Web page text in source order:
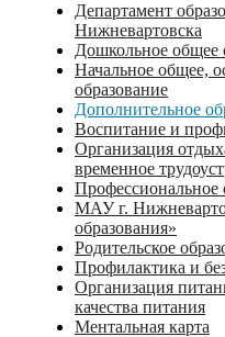
Департамент
Нижневартовска
Дошкольное общее
Начальное общее,
образование
Дополнительное
Воспитание и
Организация
временное
Профессиональное
МАУ г.
образования»
Родительское
Профилактика и
Организация
качества питания
Ментальная карта